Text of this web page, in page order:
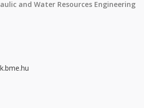
and Water Resources Engineering